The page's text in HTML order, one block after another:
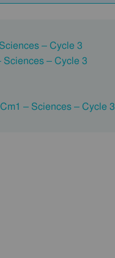
– Cycle 3
Sciences – Cycle 3
– Sciences – Cycle 3